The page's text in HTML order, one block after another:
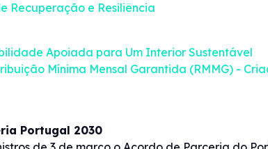
Recuperação e Resiliência
Apoiada para Um Interior Sustentável
Mínima Mensal Garantida (RMMG) -
Portugal 2030